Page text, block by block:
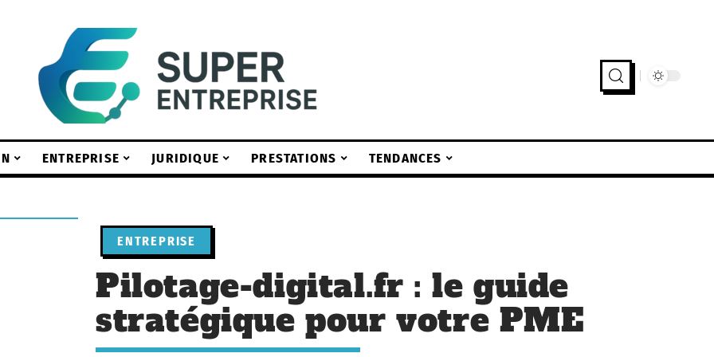
ENTREPRISE JURIDIQUE PRESTATIONS TENDANCES
ENTREPRISE
Pilotage-digital.fr : le guide
stratégique pour votre PME